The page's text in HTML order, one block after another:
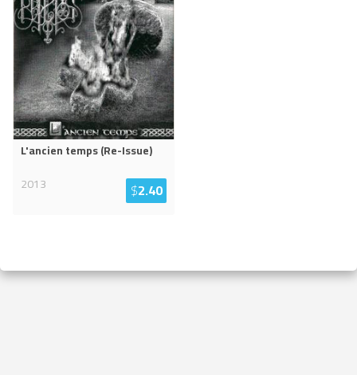
L'ancien temps (Re-Issue)
2013
$2.40